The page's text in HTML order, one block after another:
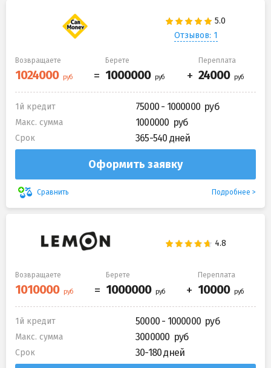
Отзывов: 1
Возвращаете Берете Переплата
1й кредит 75000 - 1000000
Макс. сумма 1000000
Срок 365-540 дней
Оформить заявку
Сравнить Подробнее
Возвращаете Берете Переплата
1й кредит 50000 - 1000000
Макс. сумма 3000000
Срок 30-180 дней